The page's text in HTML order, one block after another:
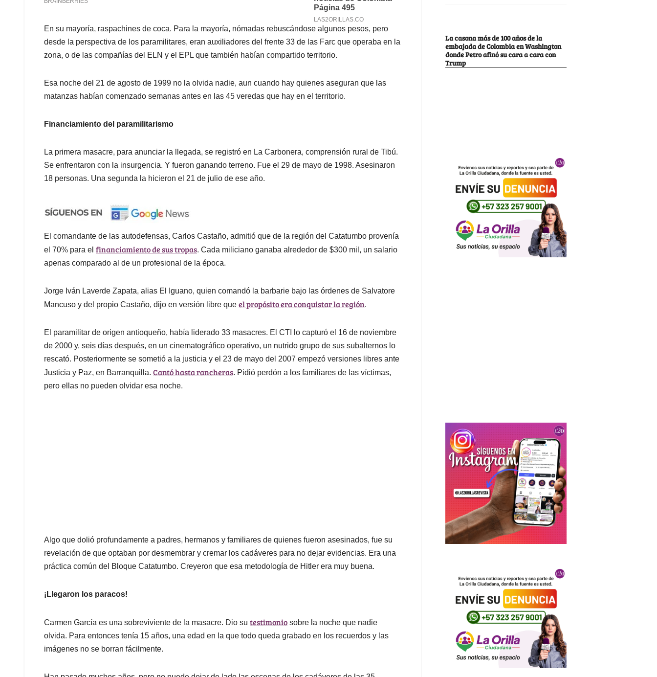
En su mayoría, raspachines de coca. Para la mayoría, nómadas rebuscándose algunos pesos, pero
desde la perspectiva de los paramilitares, eran auxiliadores del frente 33 de las Farc que operaba en la
zona, o de las compañías del ELN y el EPL que también habían compartido territorio.
Esa noche del 21 de agosto de 1999 no la olvida nadie, aun cuando hay quienes aseguran que las
matanzas habían comenzado semanas antes en las 45 veredas que hay en el territorio.
Financiamiento del paramilitarismo
La primera masacre, para anunciar la llegada, se registró en La Carbonera, comprensión rural de Tibú.
Se enfrentaron con la insurgencia. Y fueron ganando terreno. Fue el 29 de mayo de 1998. Asesinaron
18 personas. Una segunda la hicieron el 21 de julio de ese año.
El comandante de las autodefensas, Carlos Castaño, admitió que de la región del Catatumbo provenía
el 70% para el financiamiento de sus tropas. Cada miliciano ganaba alrededor de $300 mil, un salario
apenas comparado al de un profesional de la época.
Jorge Iván Laverde Zapata, alias El Iguano, quien comandó la barbarie bajo las órdenes de Salvatore
Mancuso y del propio Castaño, dijo en versión libre que el propósito era conquistar la región.
El paramilitar de origen antioqueño, había liderado 33 masacres. El CTI lo capturó el 16 de noviembre
de 2000 y, seis días después, en un cinematográfico operativo, un nutrido grupo de sus subalternos lo
rescató. Posteriormente se sometió a la justicia y el 23 de mayo del 2007 empezó versiones libres ante
Justicia y Paz, en Barranquilla. Cantó hasta rancheras. Pidió perdón a los familiares de las víctimas,
pero ellas no pueden olvidar esa noche.
Algo que dolió profundamente a padres, hermanos y familiares de quienes fueron asesinados, fue su
revelación de que optaban por desmembrar y cremar los cadáveres para no dejar evidencias. Era una
práctica común del Bloque Catatumbo. Creyeron que esa metodología de Hitler era muy buena.
¡Llegaron los paracos!
Carmen García es una sobreviviente de la masacre. Dio su testimonio sobre la noche que nadie
olvida. Para entonces tenía 15 años, una edad en la que todo queda grabado en los recuerdos y las
imágenes no se borran fácilmente.
La casona más de 100 años de la
embajada de Colombia en Washington
donde Petro afinó su cara a cara con
Trump